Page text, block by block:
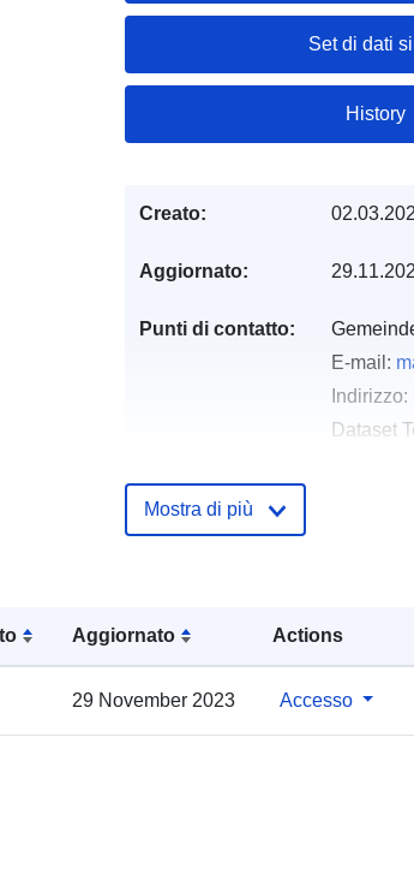
Aggiornato Actions
29 November 2023 Accesso
Set di dati
History
Creato:
Aggiornato:
Punti di contatto:
E-mail:
Indirizzo:
Dataset
Registro del
48.6115834 ], [
48.6115834 ], [
Mostra di più